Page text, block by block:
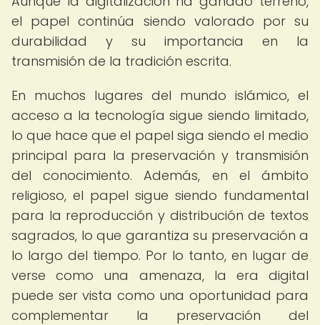
el papel continúa siendo valorado por su
durabilidad y su importancia en la
transmisión de la tradición escrita.
En muchos lugares del mundo islámico, el
acceso a la tecnología sigue siendo limitado,
lo que hace que el papel siga siendo el medio
principal para la preservación y transmisión
del conocimiento. Además, en el ámbito
religioso, el papel sigue siendo fundamental
para la reproducción y distribución de textos
sagrados, lo que garantiza su preservación a
lo largo del tiempo. Por lo tanto, en lugar de
verse como una amenaza, la era digital
puede ser vista como una oportunidad para
complementar la preservación del